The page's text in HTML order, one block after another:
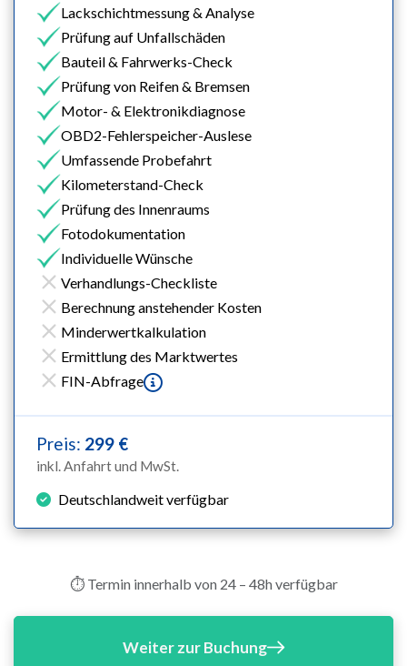
Lackschichtmessung & Analyse
Prüfung auf Unfallschäden
Bauteil & Fahrwerks-Check
Prüfung von Reifen & Bremsen
Motor- & Elektronikdiagnose
OBD2-Fehlerspeicher-Auslese
Umfassende Probefahrt
Kilometerstand-Check
Prüfung des Innenraums
Fotodokumentation
Individuelle Wünsche
Verhandlungs-Checkliste
Berechnung anstehender Kosten
Minderwertkalkulation
Ermittlung des Marktwertes
FIN-Abfrage
Preis: 299 €
inkl. Anfahrt und MwSt.
Deutschlandweit verfügbar
⏱️ Termin innerhalb von 24 – 48h verfügbar
Weiter zur Buchung